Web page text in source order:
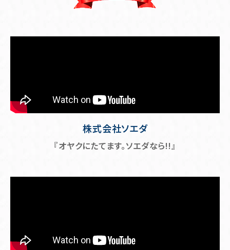
株式会社ソエダ
『オヤクにたてます。ソエダなら!!』